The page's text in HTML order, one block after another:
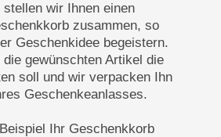
wir Ihnen einen
zusammen, so
Geschenkidee begeistern.
die gewünschten Artikel die
soll und wir verpacken Ihn
Geschenkeanlasses.
Ihr Geschenkkorb